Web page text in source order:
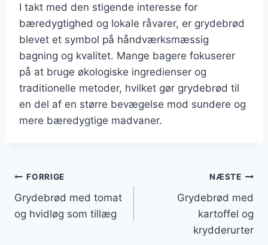
I takt med den stigende interesse for
bæredygtighed og lokale råvarer, er grydebrød
blevet et symbol på håndværksmæssig
bagning og kvalitet. Mange bagere fokuserer
på at bruge økologiske ingredienser og
traditionelle metoder, hvilket gør grydebrød til
en del af en større bevægelse mod sundere og
mere bæredygtige madvaner.
Indlægsnavigation
FORRIGE
Grydebrød med tomat
og hvidløg som tillæg
NÆSTE
Grydebrød med
kartoffel og
krydderurter